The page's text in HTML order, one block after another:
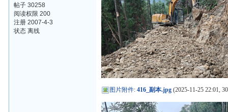
帖子 30258
阅读权限 200
注册 2007-4-3
状态 离线
图片附件:416_副本.jpg (2025-11-25 22:01,